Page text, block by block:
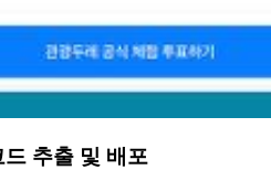
드 추출 및 배포